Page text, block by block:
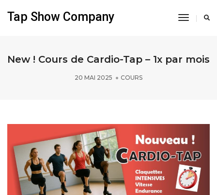
Tap Show Company
Toggle
New ! Cours de Cardio-Tap – 1x par mois
20 MAI 2025 COURS